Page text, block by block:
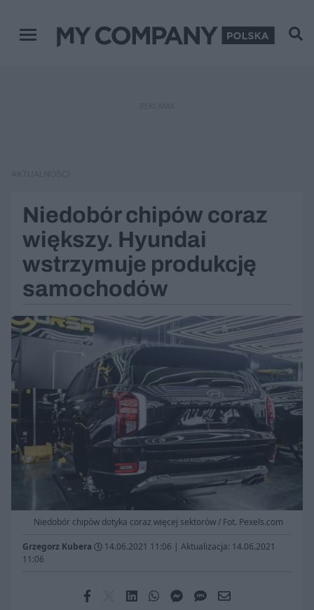
Menu główne
Niedobór chipów coraz
większy. Hyundai
wstrzymuje produkcję
samochodów
Niedobór chipów dotyka coraz więcej sektorów / Fot. Pexels.com
Grzegorz Kubera 14.06.2021 11:06 | Aktualizacja: 14.06.2021
11:06